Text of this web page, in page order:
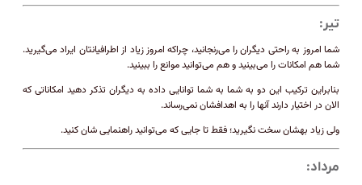
تیر:
شما امروز به راحتی دیگران را می‌رنجانید، چراکه امروز زیاد از اطرافیانتان ایراد می‌گیرید.
شما هم امکانات را می‌بینید و هم می‌توانید موانع را ببینید.
بنابراین ترکیب این دو به شما به شما توانایی داده به دیگران تذکر دهید امکاناتی که
الان در اختیار دارند آنها را به اهدافشان نمی‌رساند.
ولی زیاد بهشان سخت نگیرید؛ فقط تا جایی که می‌توانید راهنمایی شان کنید.
مرداد: